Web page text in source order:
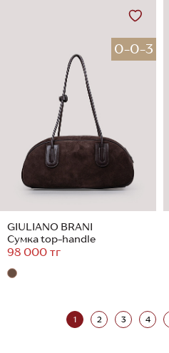
0-0-3
GIULIANO BRANI
Сумка top-handle
98 000 тг
1 2 3 4